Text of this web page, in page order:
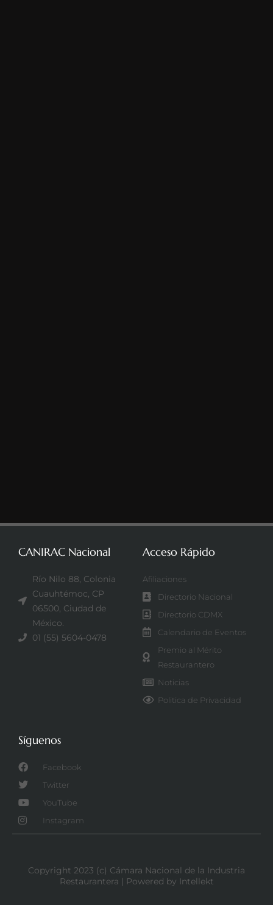
CANIRAC Nacional
Río Nilo 88, Colonia
Cuauhtémoc, CP
06500, Ciudad de
México.
01 (55) 5604-0478
Acceso Rápido
Afiliaciones
Directorio Nacional
Directorio CDMX
Calendario de Eventos
Premio al Mérito
Restaurantero
Noticias
Politica de Privacidad
Síguenos
Facebook
Twitter
YouTube
Instagram
Copyright 2023 (c) Cámara Nacional de la Industria
Restaurantera | Powered by Intellekt